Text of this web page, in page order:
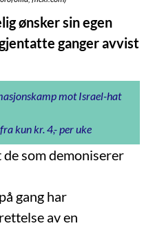
ønsker sin egen
ganger avvist
mot Israel-hat
kun kr. 4,- per uke
som demoniserer
gang har
av en